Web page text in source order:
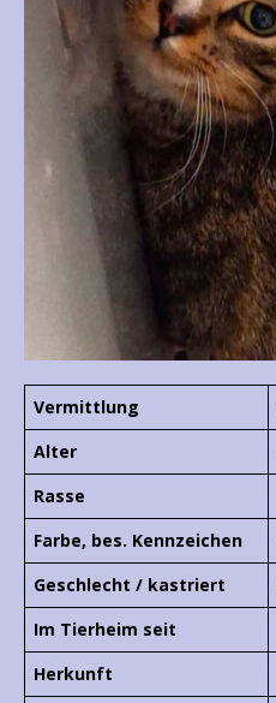
Vermittlung
Alter
Rasse
Farbe, bes. Kennzeichen
Geschlecht / kastriert
Im Tierheim seit
Herkunft